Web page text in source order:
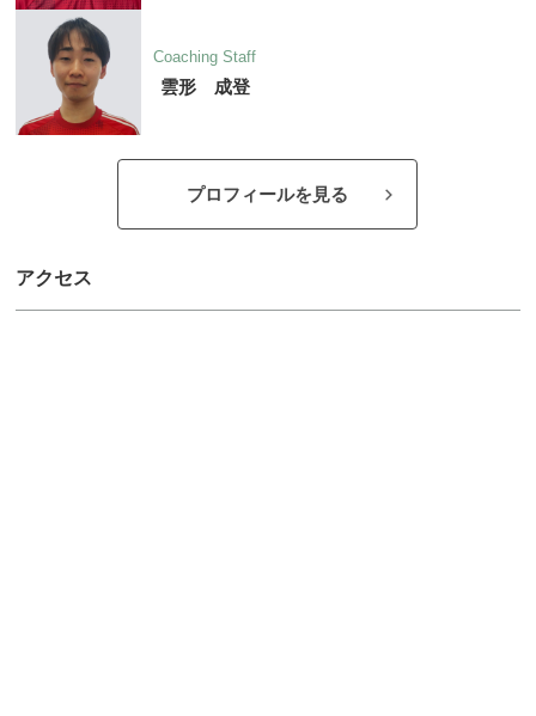
Coaching Staff
雲形 成登
プロフィールを見る
アクセス